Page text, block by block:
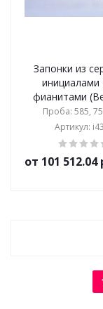
Запонки из
фианитами
Проба: 585,
Артикул:
от 101